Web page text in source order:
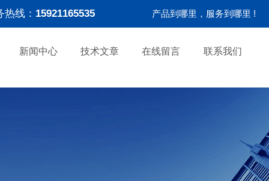
热线： 15921165535 产品到哪里，服务到哪里 !
新闻中心 技术文章 在线留言 联系我们